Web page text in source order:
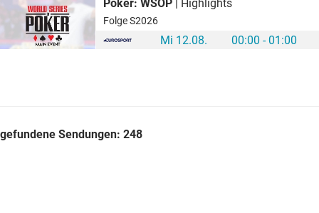
Poker: WSOP | Highlights
Folge S2026
Mi 12.08. 00:00 - 01:00
gefundene Sendungen: 248